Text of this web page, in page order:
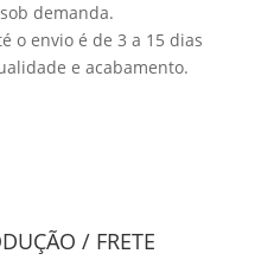
demanda.
o envio é de 3 a 15 dias
e acabamento.
/ FRETE